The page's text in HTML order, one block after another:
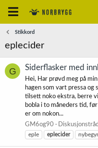
Stikkord
eplecider
G Siderflasker med
Hei, Har prøvd meg på
hagen som vart pressa
tilsett noko ekstra, berre
bobla i to måneders tid,
er om nokon...
GM6og90
Diskusjonstråd
eple
eplecider